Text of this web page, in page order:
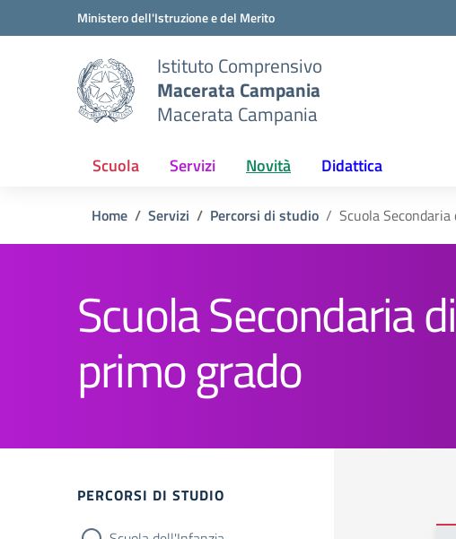
Vai ai contenuti
Vai al menu di navigazioneMinistero dell'Istruzione e del Merito
Istituto Comprensivo
Macerata Campania
Macerata Campania
Scuola Servizi Novità Didattica
Home Servizi Percorsi di studio Scuola
Scuola Secondaria di
primo grado
Filtri
PERCORSI DI STUDIO